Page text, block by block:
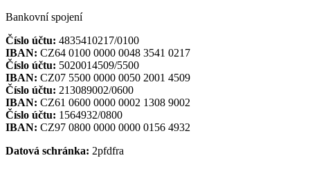
Bankovní spojení
Číslo účtu: 4835410217/0100
IBAN: CZ64 0100 0000 0048 3541 0217
Číslo účtu: 5020014509/5500
IBAN: CZ07 5500 0000 0050 2001 4509
Číslo účtu: 213089002/0600
IBAN: CZ61 0600 0000 0002 1308 9002
Číslo účtu: 1564932/0800
IBAN: CZ97 0800 0000 0000 0156 4932
Datová schránka: 2pfdfra